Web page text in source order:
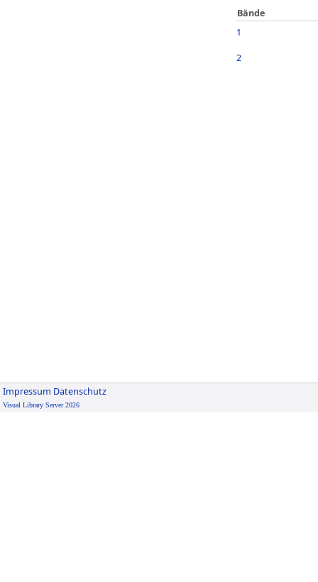
Bände
1
2
Impressum Datenschutz
Visual Library Server 2026